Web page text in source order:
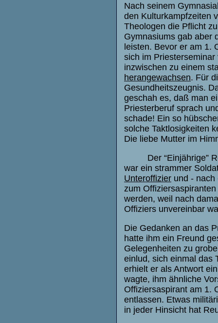
Nach seinem
den Kulturkampfzeiten
Theologen die Pflicht
Gymnasiums gab aber
leisten. Bevor er am 1.
sich im
inzwischen zu einem
herangewachsen. Für
Gesundheitszeugnis.
geschah es, daß man
Priesterberuf sprach
schade! Ein so
solche Taktlosigkeiten
Die liebe Mutter im
Der “Einjährige”
war ein strammer
Unteroffizier und - nach
zum
werden, weil nach
Offiziers unvereinbar
Die Gedanken an das
hatte ihm ein Freund
Gelegenheiten zu
einlud, sich einmal das
erhielt er als Antwort
wagte, ihm ähnliche
Offiziersaspirant am 1.
entlassen. Etwas
in jeder Hinsicht hat